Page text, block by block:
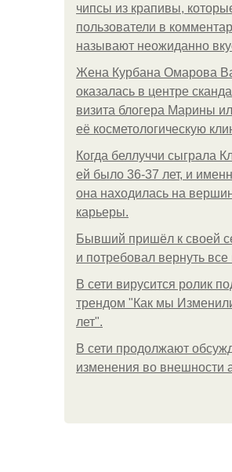
чипсы из крапивы,
пользователи в
называют неожиданно
Жена Курбана Омарова
оказалась в центре
визита блогера Марины
её косметологическую
Когда беллуччи сыграла
ей было 36-37 лет, и
она находилась на
карьеры.
Бывший пришёл к своей
и потребовал вернуть все
В сети вирусится ролик
трендом "Как мы
лет".
В сети продолжают
изменения во внешности